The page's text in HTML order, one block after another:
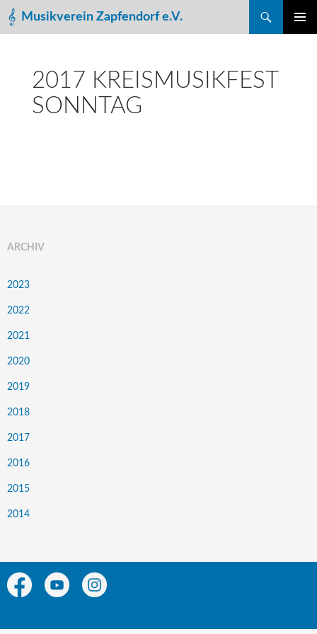
Musikverein Zapfendorf e.V.
Suchen
ZUM
2017 KREISMUSIKFEST
SONNTAG
ARCHIV
2023
2022
2021
2020
2019
2018
2017
2016
2015
2014